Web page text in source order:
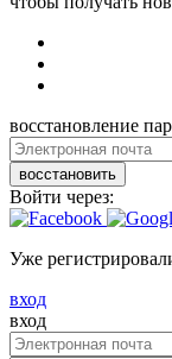
восстановление
восстановить
Войти через:
Уже
вход
вход